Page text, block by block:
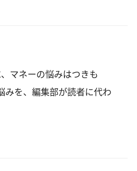
マネーの悩みはつきも
みを、編集部が読者に代わ